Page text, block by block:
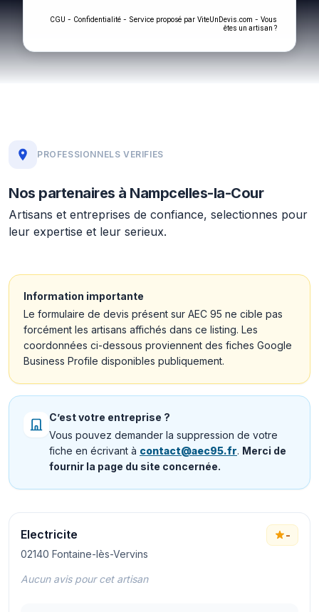
CGU - Confidentialité - Service proposé par ViteUnDevis.com - Vous
êtes un artisan ?
PROFESSIONNELS VERIFIES
Nos partenaires à Nampcelles-la-Cour
Artisans et entreprises de confiance, selectionnes pour
leur expertise et leur serieux.
Information importante
Le formulaire de devis présent sur AEC 95 ne cible pas
forcément les artisans affichés dans ce listing. Les
coordonnées ci-dessous proviennent des fiches Google
Business Profile disponibles publiquement.
C’est votre entreprise ?
Vous pouvez demander la suppression de votre
fiche en écrivant à contact@aec95.fr. Merci de
fournir la page du site concernée.
Electricite
02140 Fontaine-lès-Vervins
-
Aucun avis pour cet artisan